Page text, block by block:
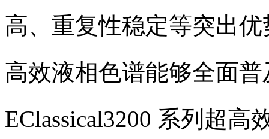
高、重复性稳定等突出
高效液相色谱能够全面
EClassical3200 系列超